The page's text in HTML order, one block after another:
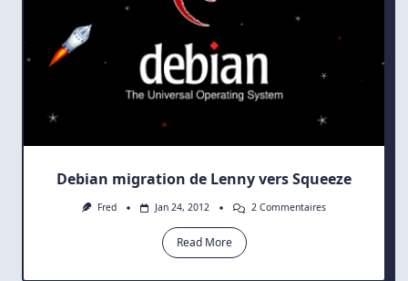
Debian migration de Lenny vers Squeeze
Fred Jan 24, 2012 2 CommentairesSur
Read More